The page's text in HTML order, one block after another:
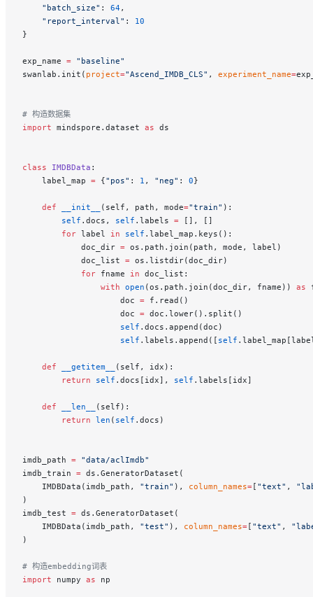
    "batch_size"
: 64,
    "report_interval"
: 10
}
exp_name = "baseline"
swanlab.init( project="Ascend_IMDB_CLS" , experiment_name=
# 构造数据集
import mindspore.dataset as ds
class IMDBData :
    label_map
= {"pos" : 1 , "neg" : 0}
    def
__init__ (self, path, mode="train" ):
        self
.docs, self .labels = [], []
        for
label in self .label_map.keys():
            doc_dir
= os.path.join(path, mode, label)
            doc_list
= os.listdir(doc_dir)
            for
fname in doc_list:
                with
open (os.path.join(doc_dir, fname)) as
                    doc
= f.read()
                    doc
= doc.lower().split()
                    self
.docs.append(doc)
                    self
.labels.append([ self
    def
__getitem__
(self, idx):
        return
self .docs[idx], self .labels[idx]
    def
__len__
(self):
        return
len ( self .docs)
imdb_path = "data/aclImdb"
imdb_train = ds.GeneratorDataset(
    IMDBData(imdb_path,
"train" ), column_names=[ "text" ,
)
imdb_test = ds.GeneratorDataset(
    IMDBData(imdb_path,
"test" ), column_names=[ "text" ,
)
# 构造embedding词表
import numpy as np